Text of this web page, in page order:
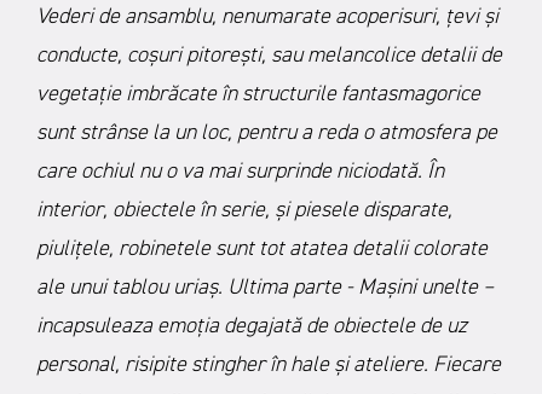
Vederi de ansamblu, nenumarate acoperisuri, țevi și
conducte, coșuri pitorești, sau melancolice detalii de
vegetație imbrăcate în structurile fantasmagorice
sunt strânse la un loc, pentru a reda o atmosfera pe
care ochiul nu o va mai surprinde niciodată. În
interior, obiectele în serie, și piesele disparate,
piulițele, robinetele sunt tot atatea detalii colorate
ale unui tablou uriaș. Ultima parte - Mașini unelte –
incapsuleaza emoția degajată de obiectele de uz
personal, risipite stingher în hale și ateliere. Fiecare